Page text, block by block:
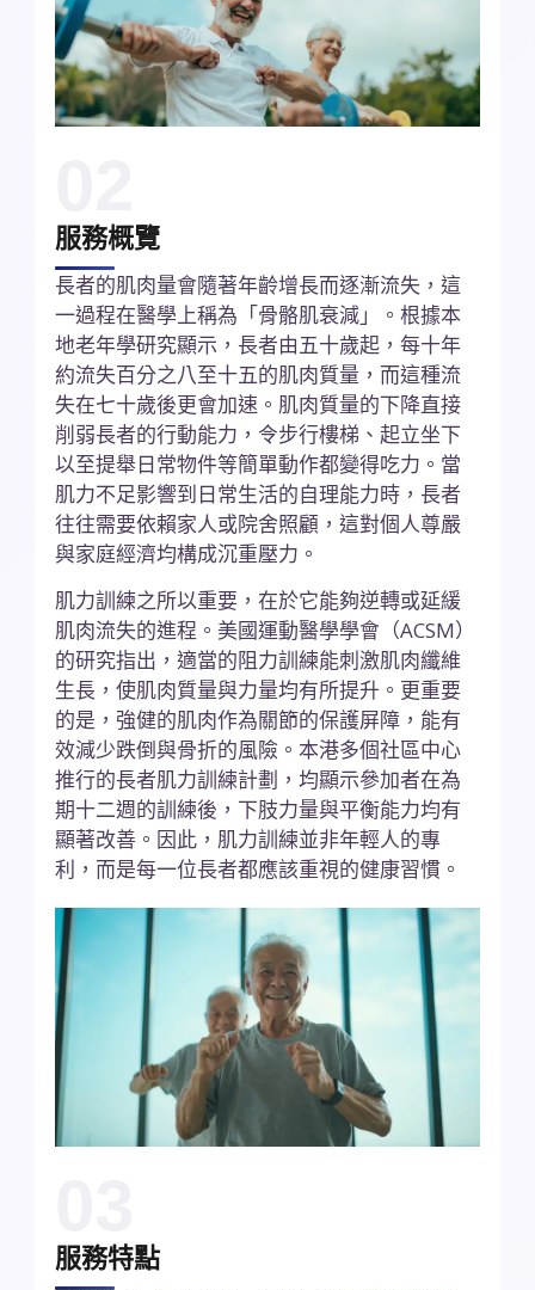
服務概覽
長者的肌肉量會隨著年齡增長而逐漸流失，這
一過程在醫學上稱為「骨骼肌衰減」。根據本
地老年學研究顯示，長者由五十歲起，每十年
約流失百分之八至十五的肌肉質量，而這種流
失在七十歲後更會加速。肌肉質量的下降直接
削弱長者的行動能力，令步行樓梯、起立坐下
以至提舉日常物件等簡單動作都變得吃力。當
肌力不足影響到日常生活的自理能力時，長者
往往需要依賴家人或院舍照顧，這對個人尊嚴
與家庭經濟均構成沉重壓力。
肌力訓練之所以重要，在於它能夠逆轉或延緩
肌肉流失的進程。美國運動醫學學會（ACSM）
的研究指出，適當的阻力訓練能刺激肌肉纖維
生長，使肌肉質量與力量均有所提升。更重要
的是，強健的肌肉作為關節的保護屏障，能有
效減少跌倒與骨折的風險。本港多個社區中心
推行的長者肌力訓練計劃，均顯示參加者在為
期十二週的訓練後，下肢力量與平衡能力均有
顯著改善。因此，肌力訓練並非年輕人的專
利，而是每一位長者都應該重視的健康習慣。
服務特點